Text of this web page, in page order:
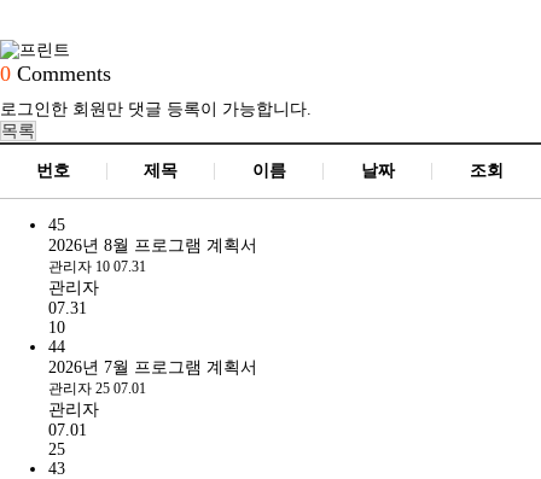
0 Comments
로그인한 회원만 댓글 등록이 가능합니다.
목록
번호 제목 이름 날짜 조회
45
2026년 8월 프로그램 계획서
관리자 10 07.31
관리자
07.31
10
44
2026년 7월 프로그램 계획서
관리자 25 07.01
관리자
07.01
25
43